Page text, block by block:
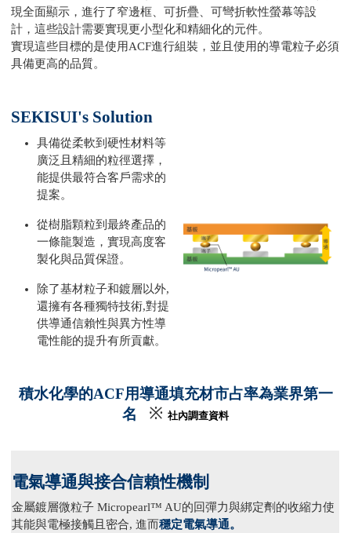
現全面顯示，進行了窄邊框、可折疊、可彎折軟性螢幕等設
計，這些設計需要實現更小型化和精細化的元件。
實現這些目標的是使用ACF進行組裝，並且使用的導電粒子必須
具備更高的品質。
SEKISUI's Solution
具備從柔軟到硬性材料等
廣泛且精細的粒徑選擇，
能提供最符合客戶需求的
提案。
從樹脂顆粒到最終產品的
一條龍製造，實現高度客
製化與品質保證。
除了基材粒子和鍍層以外,
還擁有各種獨特技術,對提
供導通信賴性與異方性導
電性能的提升有所貢獻。
積水化學的ACF用導通填充材市占率為業界第一
名 ※ 社內調查資料
電氣導通與接合信賴性機制
金屬鍍層微粒子 Micropearl™ AU的回彈力與綁定劑的收縮力使
其能與電極接觸且密合, 進而穩定電氣導通。